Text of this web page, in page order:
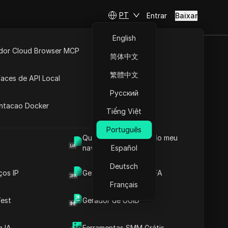
Qual é o User Agent do meu
navegador
IP Gerador de Código 2FA
Gerador de UUID
Cloud Browser MCP
de API Local
Docker
PT
English
简体中文
繁體中文
Русский
Tiếng Việt
Português
Español
Deutsch
Français
Entrar Baixar